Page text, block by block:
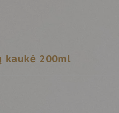
kaukė 200ml